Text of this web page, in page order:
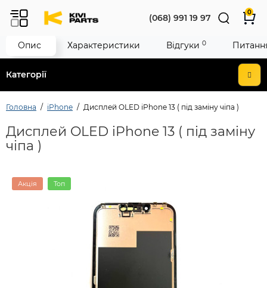
Категорії
(068) 991 19 97
0
Головна iPhone Дисплей OLED iPhone 13 ( під заміну чіпа )
Дисплей OLED iPhone 13 ( під заміну
чіпа )
Акція Топ
Опис Характеристики Відгуки 0